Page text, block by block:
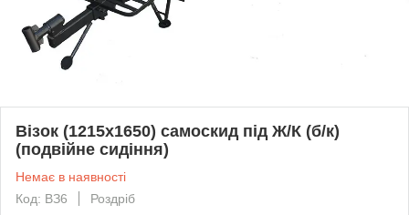
Візок (1215х1650) самоскид під Ж/К (б/к)
(подвійне сидіння)
Немає в наявності
Код: ВЗ6
Роздріб